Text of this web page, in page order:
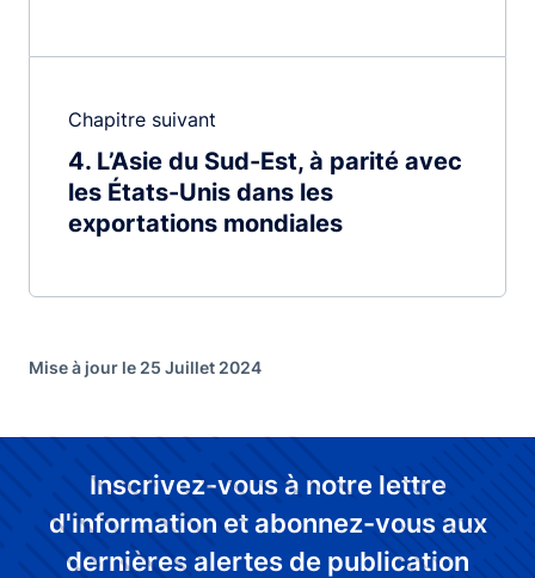
Chapitre suivant
4 L’Asie du Sud-Est, à parité avec
les États-Unis dans les
exportations mondiales
Mise à jour le 25 Juillet 2024
Inscrivez-vous à notre lettre
d'information et abonnez-vous aux
dernières alertes de publication